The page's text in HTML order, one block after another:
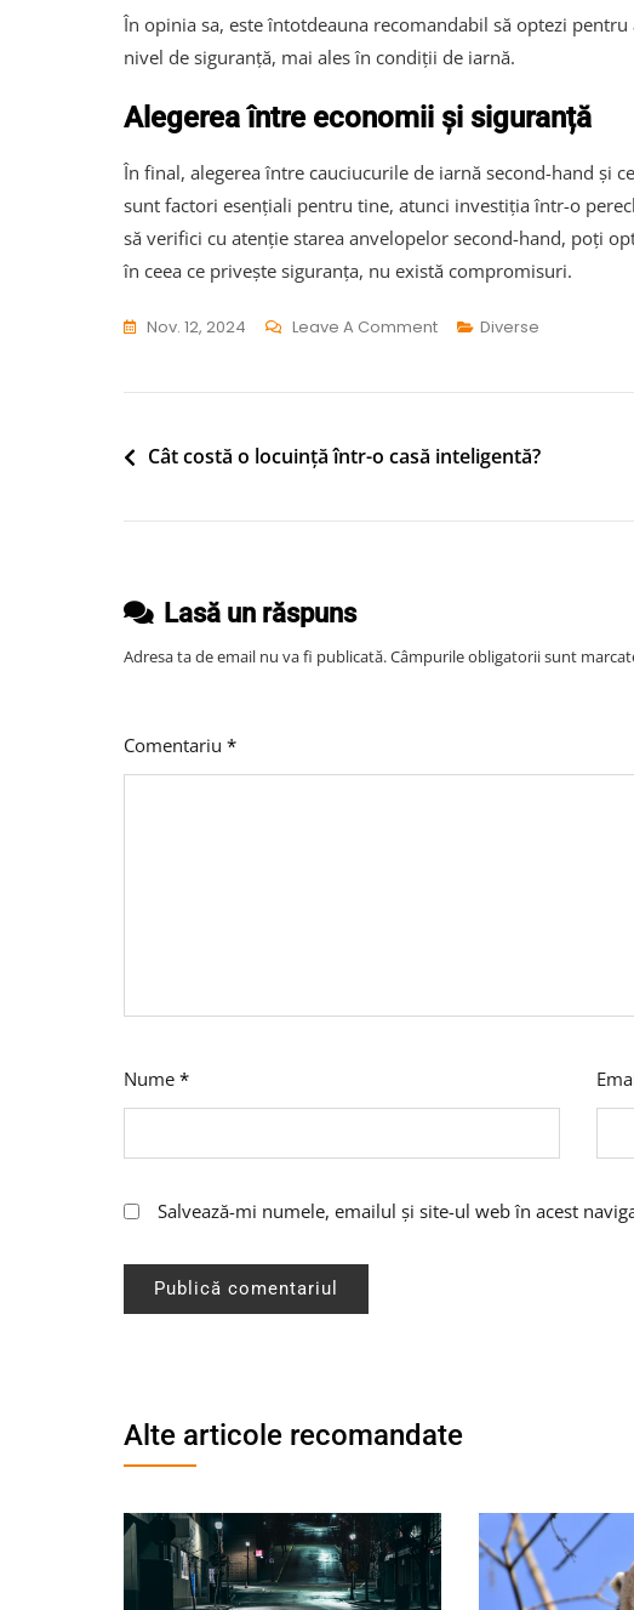
În opinia sa, este întotdeauna recomandabil să optezi
nivel de siguranță, mai ales în condiții de iarnă.
Alegerea între economii și siguranță
În final, alegerea între cauciucurile de iarnă second-hand și
sunt factori esențiali pentru tine, atunci investiția într-o
să verifici cu atenție starea anvelopelor second-hand, poți
în ceea ce privește siguranța, nu există compromisuri.
Nov. 12, 2024 Leave A CommentOn
De
Second-
O
Diverse
Navigare
Cât costă o locuință într-o casă inteligentă?
Lasă un răspuns
Adresa ta de email nu va fi publicată.Câmpurile obligatorii sunt
Comentariu *
Nume *
Salvează-mi numele, emailul și site-ul web în acest
Alte articole recomandate